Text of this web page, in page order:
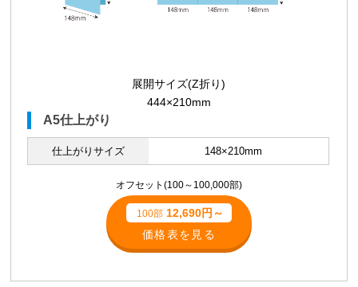
展開サイズ(Z折り)
444×210mm
A5仕上がり
仕上がりサイズ 148×210mm
オフセット(100～100,000部)
100部12,690円～
価格表を見る